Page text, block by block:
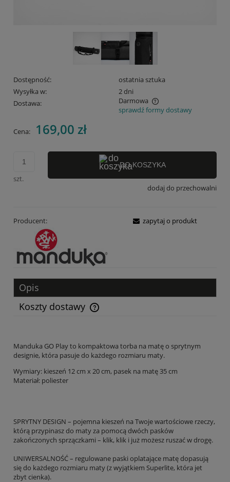
Dostępność:
ostatnia sztuka
Wysyłka w:
2 dni
Dostawa:
Darmowa
Cena nie zawiera ewentualnych kosztów płatności
sprawdź formy dostawy
Cena: 169,00 zł
szt.
DO KOSZYKA
dodaj do przechowalni
Producent: zapytaj o produkt
Opis
Koszty dostawy
Cena nie zawiera ewentualnych kosztów płatności
Manduka GO Play to kompaktowa torba na matę o sprytnym
designie, która pasuje do każdego rozmiaru maty.
Wymiary: kieszeń 12 cm x 20 cm, pasek na matę 35 cm
Materiał: poliester
SPRYTNY DESIGN – pojemna kieszeń na Twoje wartościowe rzeczy,
którą przypinasz do maty za pomocą dwóch pasków
zakończonych sprzączkami – klik, klik i już możesz ruszać w drogę.
UNIWERSALNOŚĆ – regulowane paski oplatające matę dopasują
się do każdego rozmiaru maty (z wyjątkiem Superlite, która jet
zbyt cienka).